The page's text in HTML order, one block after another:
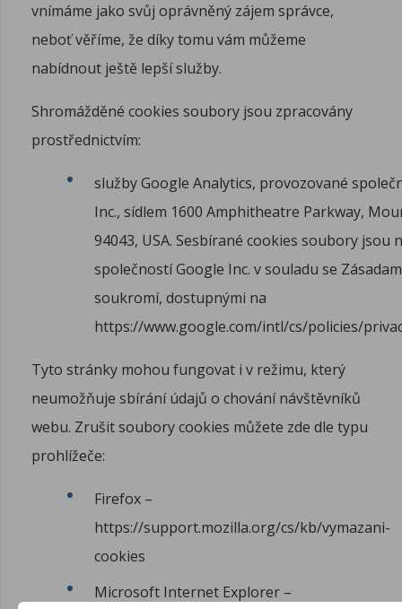
vnímáme jako svůj oprávněný zájem správce,
neboť věříme, že díky tomu vám můžeme
nabídnout ještě lepší služby.
Shromážděné cookies soubory jsou zpracovány
prostřednictvím:
služby Google Analytics, provozované
Inc., sídlem 1600 Amphitheatre Parkway,
94043, USA. Sesbírané cookies soubory jsou
společností Google Inc. v souladu se
soukromí, dostupnými na
https://www.google.com/intl/cs/policies/
Tyto stránky mohou fungovat i v režimu, který
neumožňuje sbírání údajů o chování návštěvníků
webu. Zrušit soubory cookies můžete zde dle typu
prohlížeče:
Firefox –
https://support.mozilla.org/cs/kb/vymazani-
cookies
Microsoft Internet Explorer –